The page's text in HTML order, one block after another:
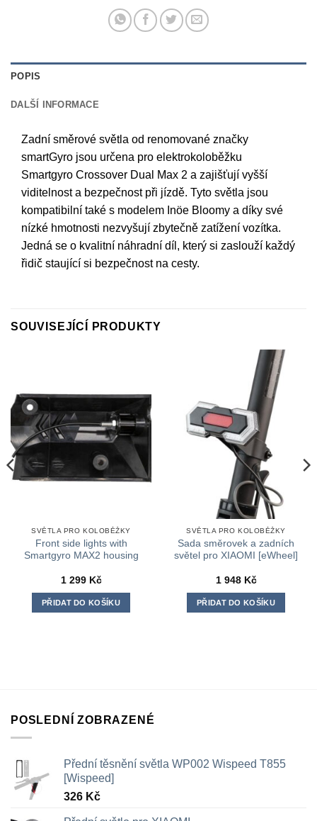
POPIS
DALŠÍ INFORMACE
Zadní směrové světla od renomované značky
smartGyro jsou určena pro elektrokoloběžku
Smartgyro Crossover Dual Max 2 a zajišťují vyšší
viditelnost a bezpečnost při jízdě. Tyto světla jsou
kompatibilní také s modelem Inöe Bloomy a díky své
nízké hmotnosti nezvyšují zbytečně zatížení vozítka.
Jedná se o kvalitní náhradní díl, který si zaslouží každý
řidič staující si bezpečnost na cesty.
SOUVISEJÍCÍ PRODUKTY
SVĚTLA PRO KOLOBĚŽKY
Front side lights with
Smartgyro MAX2 housing
1 299 Kč
PŘIDAT DO KOŠÍKU
SVĚTLA PRO KOLOBĚŽKY
Sada směrovek a zadních
světel pro XIAOMI [eWheel]
1 948 Kč
PŘIDAT DO KOŠÍKU
POSLEDNÍ ZOBRAZENÉ
Přední těsnění světla WP002 Wispeed T855
[Wispeed]
326 Kč